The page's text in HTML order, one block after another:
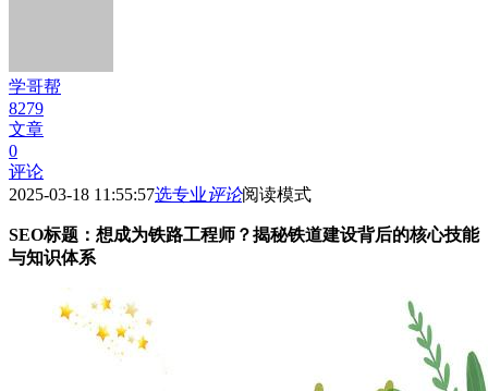
学哥帮
8279
文章
0
评论
2025-03-18 11:55:57选专业评论阅读模式
SEO标题：想成为铁路工程师？揭秘铁道建设背后的核心技能
与知识体系